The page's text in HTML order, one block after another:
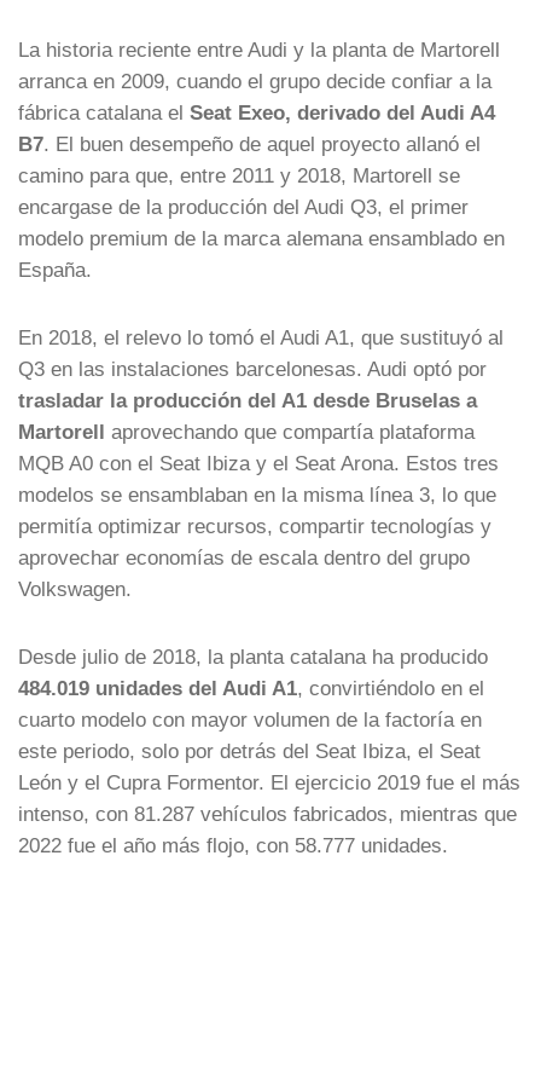
La historia reciente entre Audi y la planta de Martorell
arranca en 2009, cuando el grupo decide confiar a la
fábrica catalana el Seat Exeo, derivado del Audi A4
B7. El buen desempeño de aquel proyecto allanó el
camino para que, entre 2011 y 2018, Martorell se
encargase de la producción del Audi Q3, el primer
modelo premium de la marca alemana ensamblado en
España.
En 2018, el relevo lo tomó el Audi A1, que sustituyó al
Q3 en las instalaciones barcelonesas. Audi optó por
trasladar la producción del A1 desde Bruselas a
Martorell aprovechando que compartía plataforma
MQB A0 con el Seat Ibiza y el Seat Arona. Estos tres
modelos se ensamblaban en la misma línea 3, lo que
permitía optimizar recursos, compartir tecnologías y
aprovechar economías de escala dentro del grupo
Volkswagen.
Desde julio de 2018, la planta catalana ha producido
484.019 unidades del Audi A1, convirtiéndolo en el
cuarto modelo con mayor volumen de la factoría en
este periodo, solo por detrás del Seat Ibiza, el Seat
León y el Cupra Formentor. El ejercicio 2019 fue el más
intenso, con 81.287 vehículos fabricados, mientras que
2022 fue el año más flojo, con 58.777 unidades.